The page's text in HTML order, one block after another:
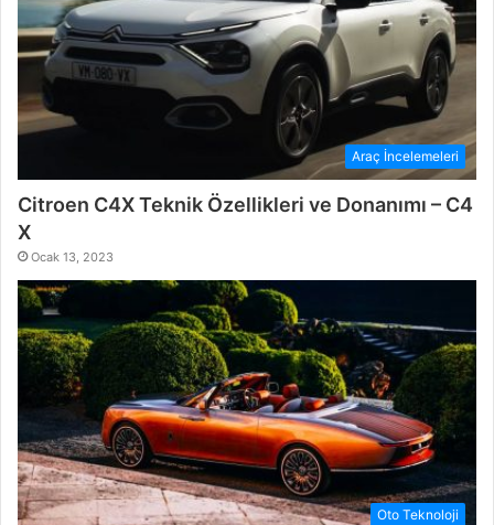
Araç İncelemeleri
Citroen C4X Teknik Özellikleri ve Donanımı – C4
X
Ocak 13, 2023
Oto Teknoloji